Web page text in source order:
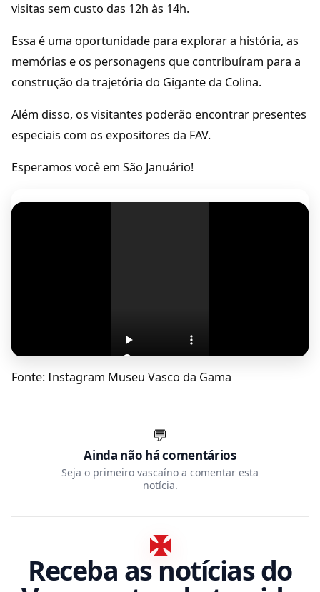
visitas sem custo das 12h às 14h.
Essa é uma oportunidade para explorar a história, as
memórias e os personagens que contribuíram para a
construção da trajetória do Gigante da Colina.
Além disso, os visitantes poderão encontrar presentes
especiais com os expositores da FAV.
Esperamos você em São Januário!
Fonte: Instagram Museu Vasco da Gama
💬
Ainda não há comentários
Seja o primeiro vascaíno a comentar esta
notícia.
Receba as notícias do